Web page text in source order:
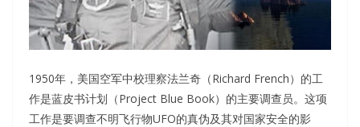
1950年，美国空军中校理察法兰奇（Richard French）的工
作是蓝皮书计划（Project Blue Book）的主要调查员。这项
工作是要调查不明飞行物UFO的真伪及其对国家安全的影